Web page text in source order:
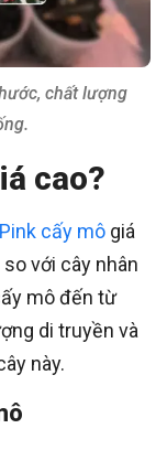
chất lượng
cao?
cấy mô giá
với cây nhân
mô đến từ
di truyền và
này.